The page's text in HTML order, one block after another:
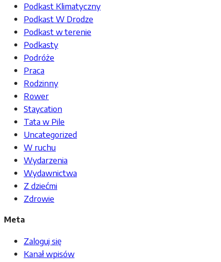
Podkast Klimatyczny
Podkast W Drodze
Podkast w terenie
Podkasty
Podróże
Praca
Rodzinny
Rower
Staycation
Tata w Pile
Uncategorized
W ruchu
Wydarzenia
Wydawnictwa
Z dziećmi
Zdrowie
Meta
Zaloguj się
Kanał wpisów